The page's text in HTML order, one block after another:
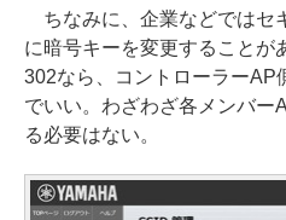
ちなみに、企業などではセ
に暗号キーを変更することが
302なら、コントローラーAP
でいい。わざわざ各メンバー
る必要はない。